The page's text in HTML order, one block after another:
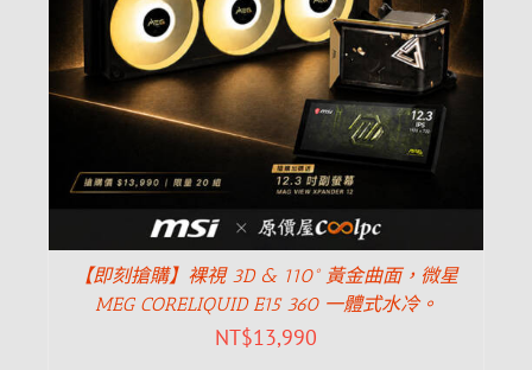
【即刻搶購】裸視 3D & 110° 黃金曲面，微星
MEG CORELIQUID E15 360 一體式水冷。
NT$13,990